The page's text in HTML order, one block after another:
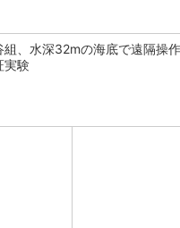
組、水深32mの海底で遠隔操
実験